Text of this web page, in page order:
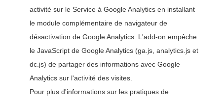
activité sur le Service à Google Analytics en installant
le module complémentaire de navigateur de
désactivation de Google Analytics. L'add-on empêche
le JavaScript de Google Analytics (ga.js, analytics.js et
dc.js) de partager des informations avec Google
Analytics sur l'activité des visites.
Pour plus d'informations sur les pratiques de